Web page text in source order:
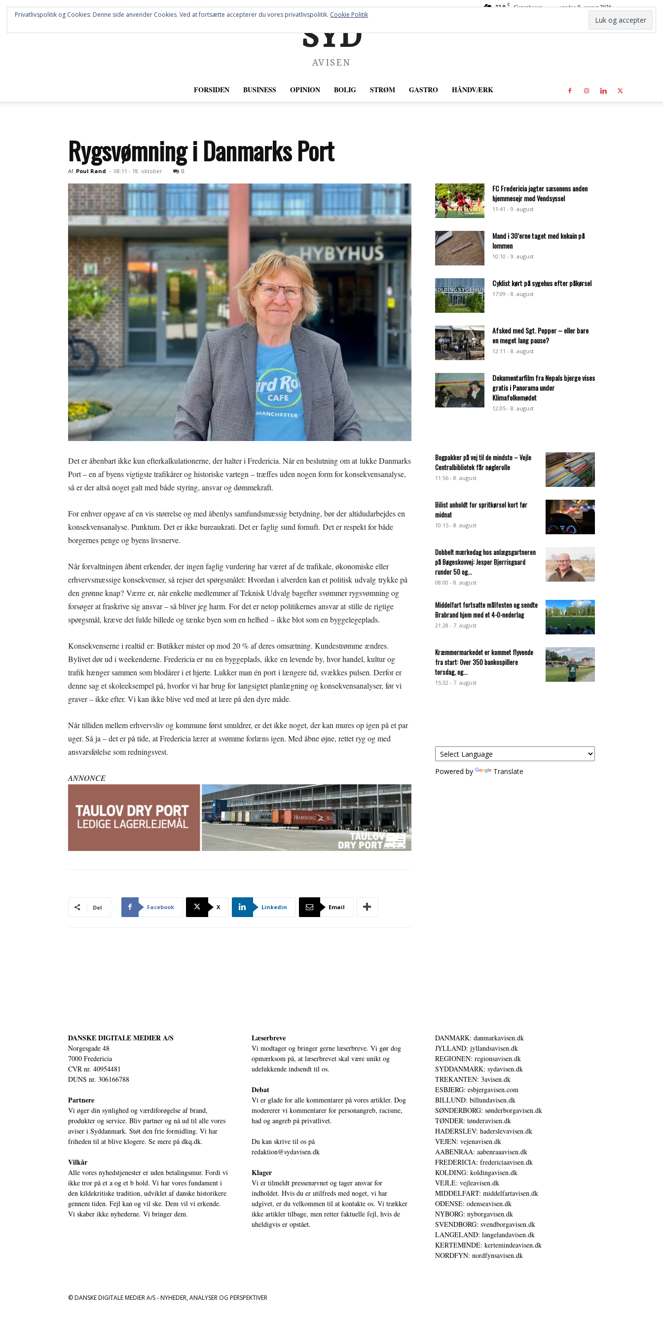
22.9 C Copenhagen søndag 9. august 2026
SYD
AVISEN
FORSIDEN BUSINESS OPINION BOLIG STRØM GASTRO HÅNDVÆRK
Rygsvømning i Danmarks Port
Af Poul Rand - 08:11 - 18. oktober 0
Det er åbenbart ikke kun efterkalkulationerne, der halter i Fredericia. Når en beslutning om at lukke Danmarks
Port – en af byens vigtigste trafikårer og historiske vartegn – træffes uden nogen form for konsekvensanalyse,
så er der altså noget galt med både styring, ansvar og dømmekraft.
For enhver opgave af en vis størrelse og med åbenlys samfundsmæssig betydning, bør der altidudarbejdes en
konsekvensanalyse. Punktum. Det er ikke bureaukrati. Det er faglig sund fornuft. Det er respekt for både
borgernes penge og byens livsnerve.
Når forvaltningen åbent erkender, der ingen faglig vurdering har været af de trafikale, økonomiske eller
erhvervsmæssige konsekvenser, så rejser det spørgsmålet: Hvordan i alverden kan et politisk udvalg trykke på
den grønne knap? Værre er, når enkelte medlemmer af Teknisk Udvalg bagefter svømmer rygsvømning og
forsøger at fraskrive sig ansvar – så bliver jeg harm. For det er netop politikernes ansvar at stille de rigtige
spørgsmål, kræve det fulde billede og tænke byen som en helhed – ikke blot som en byggelegeplads.
Konsekvenserne i realtid er: Butikker mister op mod 20 % af deres omsætning. Kundestrømme ændres.
Bylivet dør ud i weekenderne. Fredericia er nu en byggeplads, ikke en levende by, hvor handel, kultur og
trafik hænger sammen som blodårer i et hjerte. Lukker man én port i længere tid, svækkes pulsen. Derfor er
denne sag et skoleeksempel på, hvorfor vi har brug for langsigtet planlægning og konsekvensanalyser, før vi
graver – ikke efter. Vi kan ikke blive ved med at lære på den dyre måde.
Når tilliden mellem erhvervsliv og kommune først smuldrer, er det ikke noget, der kan mures op igen på et par
uger. Så ja – det er på tide, at Fredericia lærer at svømme forlæns igen. Med åbne øjne, rettet ryg og med
ansvarsfølelse som redningsvest.
ANNONCE
Del Facebook X Linkedin Email
FC Fredericia jagter sæsonens anden
hjemmesejr mod Vendsyssel
11:41 - 9. august
Mand i 30’erne taget med kokain på
lommen
10:10 - 9. august
Cyklist kørt på sygehus efter påkørsel
17:09 - 8. august
Afsked med Sgt. Pepper – eller bare
en meget lang pause?
12:11 - 8. august
Dokumentarfilm fra Nepals bjerge vises
gratis i Panorama under
Klimafolkemødet
12:05 - 8. august
Bogpakker på vej til de mindste – Vejle
Centralbibliotek får nøglerolle
11:56 - 8. august
Bilist anholdt for spritkørsel kort før
midnat
10:15 - 8. august
Dobbelt mærkedag hos anlægsgartneren
på Bøgeskovvej: Jesper Bjerrisgaard
runder 50 og...
08:00 - 8. august
Middelfart fortsatte målfesten og sendte
Brabrand hjem med et 4-0-nederlag
21:28 - 7. august
Kræmmermarkedet er kommet flyvende
fra start: Over 350 bankospillere
torsdag, og...
15:32 - 7. august
Powered by Translate
DANSKE DIGITALE MEDIER A/S
Norgesgade 48
7000 Fredericia
CVR nr. 40954481
DUNS nr. 306166788
Partnere
Vi øger din synlighed og værdiforøgelse af brand,
produkter og service. Bliv partner og nå ud til alle vores
aviser i Syddanmark. Støt den frie formidling. Vi har
friheden til at blive klogere. Se mere på dkq.dk.
Vilkår
Alle vores nyhedstjenester er uden betalingsmur. Fordi vi
ikke tror på et a og et b hold. Vi har vores fundament i
den kildekritiske tradition, udviklet af danske historikere
gennem tiden. Fejl kan og vil ske. Dem vil vi erkende.
Vi skaber ikke nyhederne. Vi bringer dem.
Læserbreve
Vi modtager og bringer gerne læserbreve. Vi gør dog
opmærksom på, at læserbrevet skal være unikt og
udelukkende indsendt til os.
Debat
Vi er glade for alle kommentarer på vores artikler. Dog
modererer vi kommentarer for personangreb, racisme,
had og angreb på privatlivet.
Du kan skrive til os på
redaktion@sydavisen.dk
Klager
Vi er tilmeldt pressenævnet og tager ansvar for
indholdet. Hvis du er utilfreds med noget, vi har
udgivet, er du velkommen til at kontakte os. Vi trækker
ikke artikler tilbage, men retter faktuelle fejl, hvis de
uheldigvis er opstået.
DANMARK: danmarkavisen.dk
JYLLAND: jyllandsavisen.dk
REGIONEN: regionsavisen.dk
SYDDANMARK: sydavisen.dk
TREKANTEN: 3avisen.dk
ESBJERG: esbjergavisen.com
BILLUND: billundavisen.dk
SØNDERBORG: sønderborgavisen.dk
TØNDER: tønderavisen.dk
HADERSLEV: haderslevavisen.dk
VEJEN: vejenavisen.dk
AABENRAA: aabenraaavisen.dk
FREDERICIA: fredericiaavisen.dk
KOLDING: koldingavisen.dk
VEJLE: vejleavisen.dk
MIDDELFART: middelfartavisen.dk
ODENSE: odenseavisen.dk
NYBORG: nyborgavisen.dk
SVENDBORG: svendborgavisen.dk
LANGELAND: langelandavisen.dk
KERTEMINDE: kertemindeavisen.dk
NORDFYN: nordfynsavisen.dk
© DANSKE DIGITALE MEDIER A/S - NYHEDER, ANALYSER OG PERSPEKTIVER
Privatlivspolitik og Cookies: Denne side anvender Cookies. Ved at fortsætte accepterer du vores privatlivspolitik. Cookie Politik